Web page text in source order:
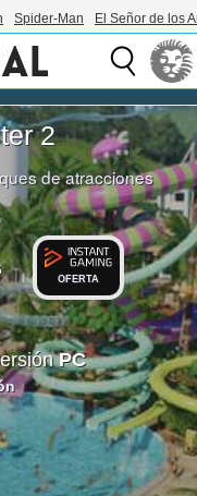
Spider-Man El Señor de los
2
de atracciones
OFERTA
PC